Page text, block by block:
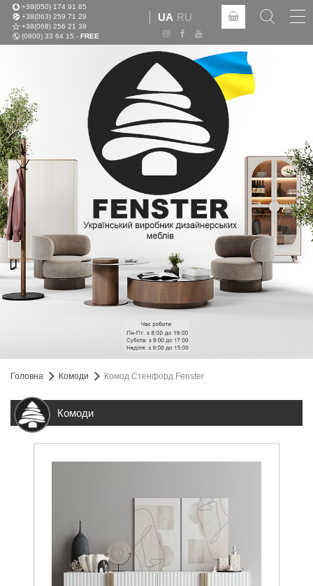
+38(050) 174 91 85
+38(063) 259 71 29
+38(068) 256 21 39
(0800) 33 64 15 - FREE
UA RU
Головна Комоди Комод Стенфорд Fenster
Комоди